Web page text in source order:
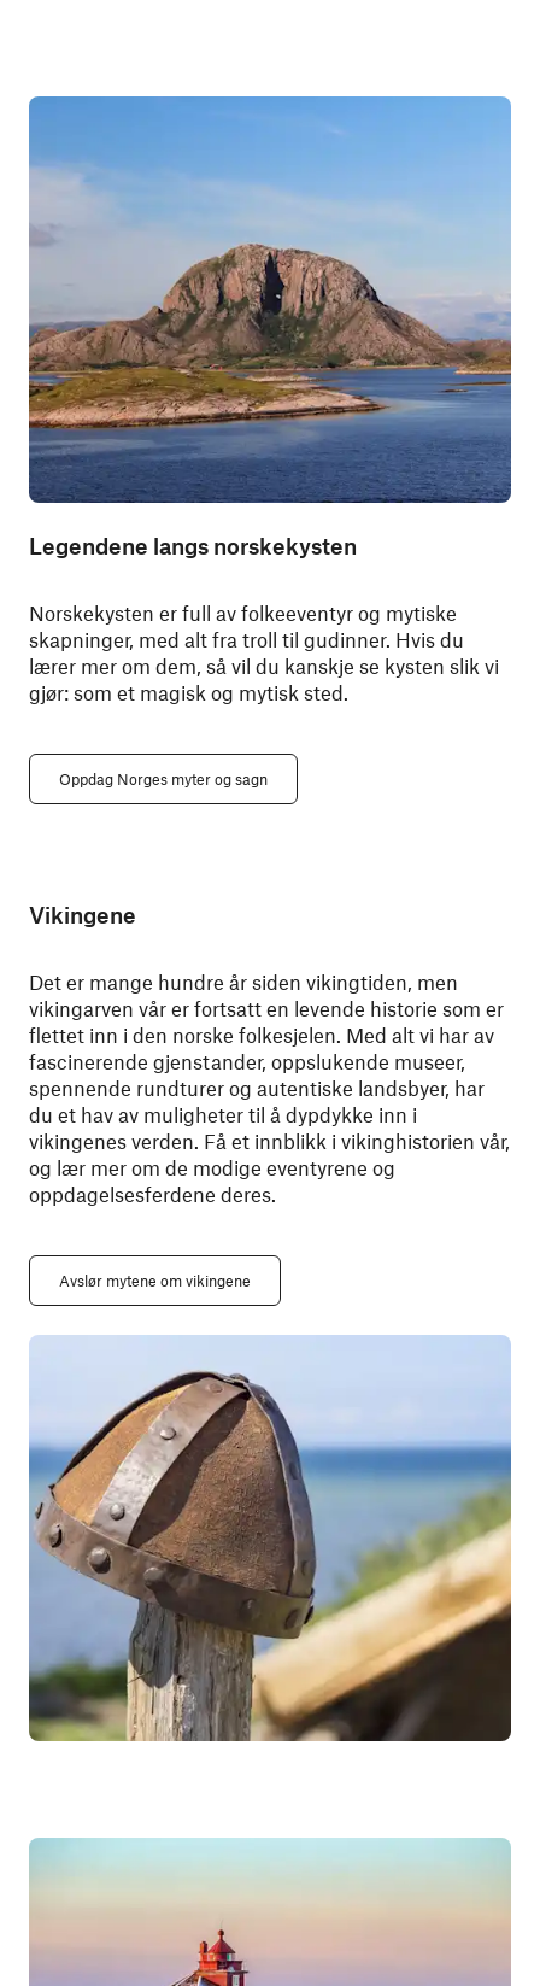
Legendene langs norskekysten
Norskekysten er full av folkeeventyr og mytiske
skapninger, med alt fra troll til gudinner. Hvis du
lærer mer om dem, så vil du kanskje se kysten slik vi
gjør: som et magisk og mytisk sted.
Oppdag Norges myter og sagn
Vikingene
Det er mange hundre år siden vikingtiden, men
vikingarven vår er fortsatt en levende historie som er
flettet inn i den norske folkesjelen. Med alt vi har av
fascinerende gjenstander, oppslukende museer,
spennende rundturer og autentiske landsbyer, har
du et hav av muligheter til å dypdykke inn i
vikingenes verden. Få et innblikk i vikinghistorien vår,
og lær mer om de modige eventyrene og
oppdagelsesferdene deres.
Avslør mytene om vikingene